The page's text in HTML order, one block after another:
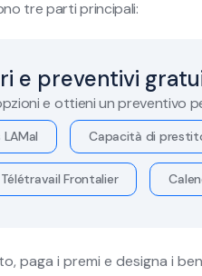
tre parti principali:
e preventivi
e ottieni un preventivo
LAMal Capacità di
Télétravail Frontalier
paga i premi e designa i